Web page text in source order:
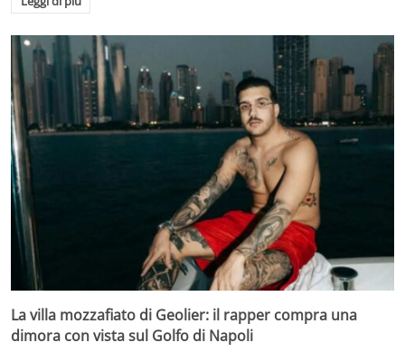
La villa mozzafiato di Geolier: il rapper compra una
dimora con vista sul Golfo di Napoli